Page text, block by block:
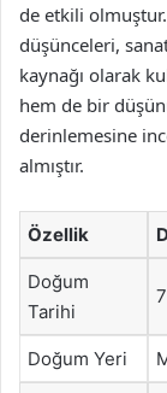
de etkili
düşünceleri,
kaynağı olarak
hem de bir
derinlemesine
almıştır.
Özellik
Doğum
Tarihi
Doğum Yeri